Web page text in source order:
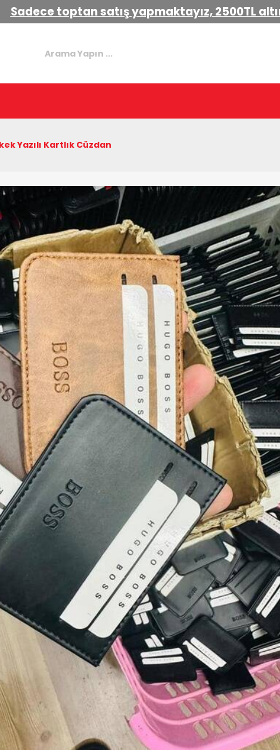
Sadece toptan satış yapmaktayız, 2500TL
Yazılı Kartlık Cüzdan